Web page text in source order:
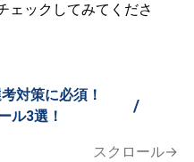
ェックしてみてくださ
対策に必須！
ル3選！
/
スクロール→